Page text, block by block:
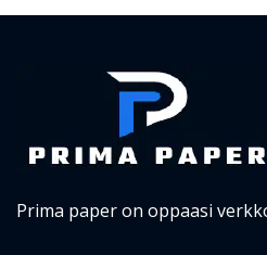
Prima paper on oppaasi